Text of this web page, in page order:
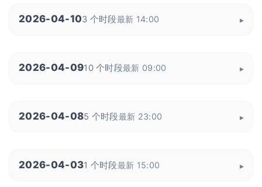
2026-04-103 个时段最新 14:00
2026-04-0910 个时段最新 09:00
2026-04-085 个时段最新 23:00
2026-04-031 个时段最新 15:00